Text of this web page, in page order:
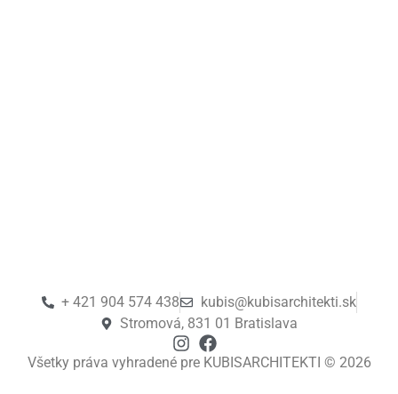
+ 421 904 574 438
kubis@kubisarchitekti.sk
Stromová, 831 01 Bratislava
Všetky práva vyhradené pre KUBISARCHITEKTI © 2026